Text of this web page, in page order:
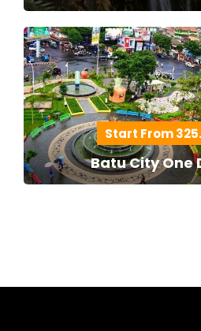
Start From
Batu City One